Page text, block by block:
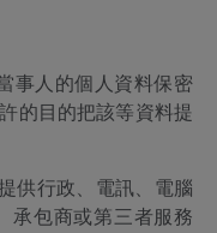
事人的個人資料保密
的目的把該等資料提
供行政、電訊、電腦
承包商或第三者服務